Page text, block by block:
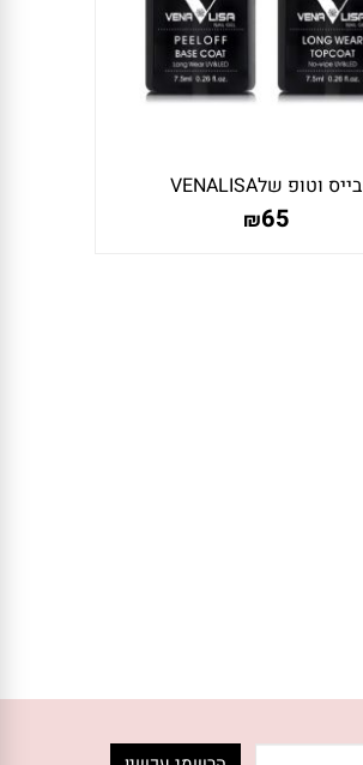
בייס וטופ שלVENALISA
₪65